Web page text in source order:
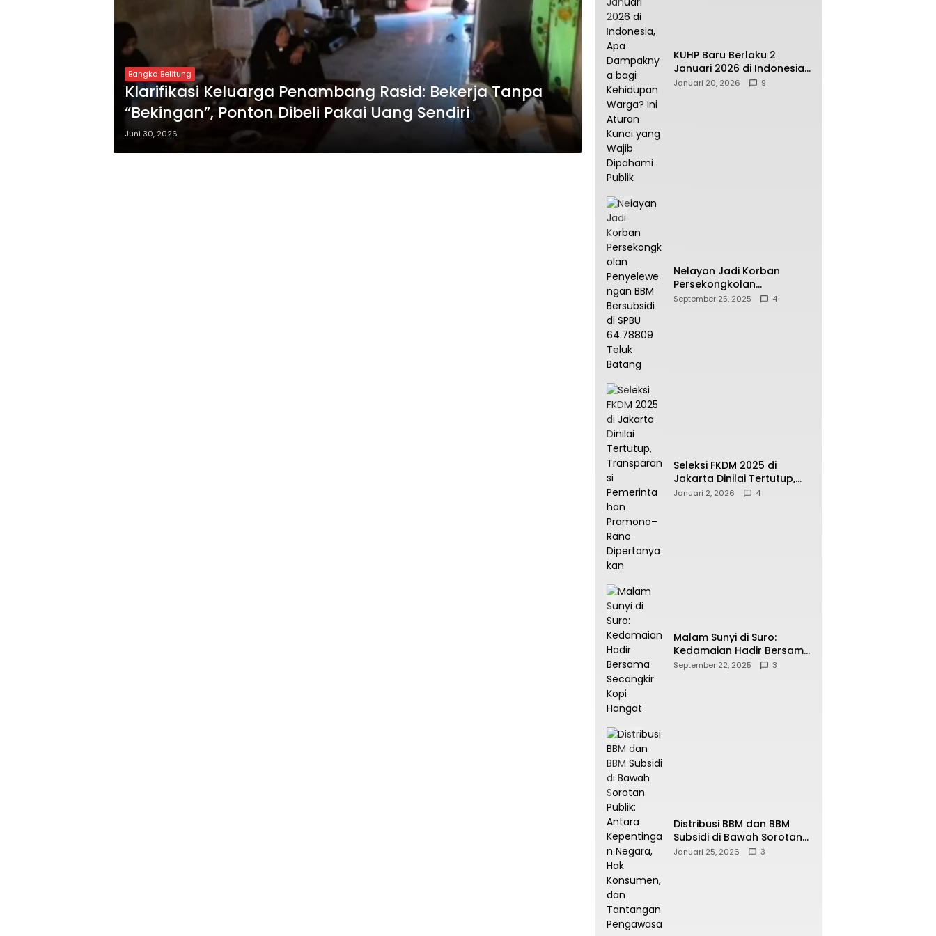
Bangka Belitung
Klarifikasi Keluarga Penambang Rasid: Bekerja Tanpa
“Bekingan”, Ponton Dibeli Pakai Uang Sendiri
Juni 30, 2026
KUHP Baru Berlaku 2
Januari 2026 di Indonesia,
Apa Dampaknya bagi
Januari 20, 2026 9
Nelayan Jadi Korban
Persekongkolan
Penyelewengan BBM
September 25, 2025 4
Seleksi FKDM 2025 di
Jakarta Dinilai Tertutup,
Transparansi
Januari 2, 2026 4
Malam Sunyi di Suro:
Kedamaian Hadir Bersama
Secangkir Kopi Hangat
September 22, 2025 3
Distribusi BBM dan BBM
Subsidi di Bawah Sorotan
Publik: Antara Kepentingan
Januari 25, 2026 3